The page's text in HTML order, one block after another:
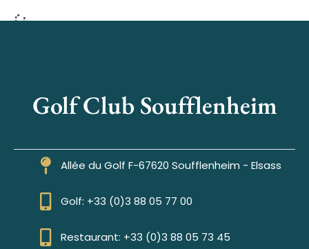
Vorderer Kalender
Save the Date – Ab dem 1. Dezember! C𝗮𝗹𝗲𝗻𝗱𝗿𝗶𝗲𝗿
𝗱𝗲 𝗹’𝗔𝘃𝗲𝗻𝘁 𝗮𝘂 𝗚𝗼𝗹𝗳 𝗱𝗲 𝗦𝗼𝘂𝗳𝗳𝗹𝗲𝗻𝗵𝗲𝗶𝗺. Dieses Jahr
verwöhnen wir Sie! Entdecken Sie jeden Tag ein